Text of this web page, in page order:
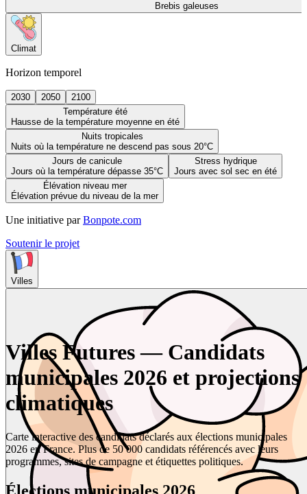
Brebis galeuses
Climat
Horizon temporel
2030 2050
2100
Température été
Hausse de la température moyenne en été
Nuits tropicales
Nuits où la température ne descend pas sous 20°C
Jours de canicule
Jours où la température dépasse 35°C
Stress hydrique
Jours avec sol sec en été
Élévation niveau mer
Élévation prévue du niveau de la mer
Une initiative par Bonpote.com
Soutenir le projet
Villes
Villes Futures — Candidats
municipales 2026 et projections
climatiques
Carte interactive des candidats déclarés aux élections municipales
2026 en France. Plus de 50 000 candidats référencés avec leurs
programmes, sites de campagne et étiquettes politiques.
Élections municipales 2026